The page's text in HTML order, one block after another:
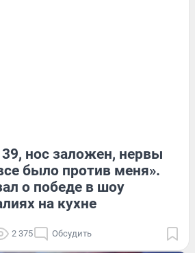
нос заложен, нервы
было против меня».
о победе в шоу
на кухне
2 375 Обсудить